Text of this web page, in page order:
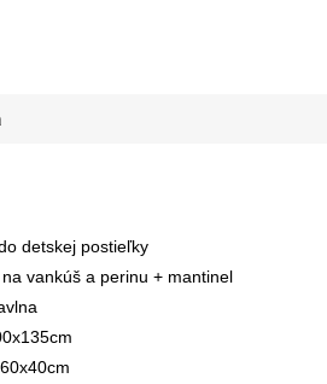
detskej postieľky
vankúš a perinu + mantinel